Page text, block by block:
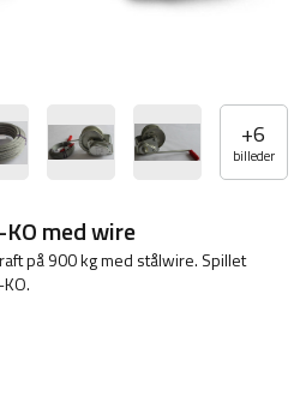
+6
billeder
med wire
på 900 kg med stålwire. Spillet